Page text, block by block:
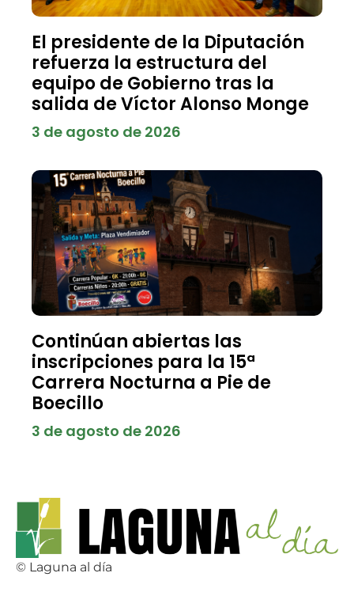
El presidente de la Diputación
refuerza la estructura del
equipo de Gobierno tras la
salida de Víctor Alonso Monge
3 de agosto de 2026
Continúan abiertas las
inscripciones para la 15ª
Carrera Nocturna a Pie de
Boecillo
3 de agosto de 2026
© Laguna al día